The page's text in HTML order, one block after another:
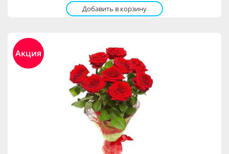
Добавить в корзину
Акция